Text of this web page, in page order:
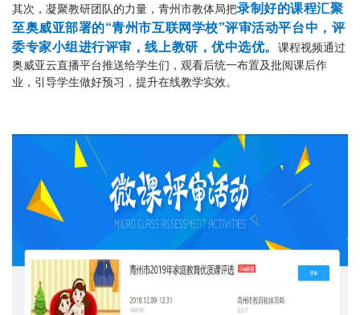
其次，凝聚教研团队的力量，青州市教体局把录制好的课程汇聚
至奥威亚部署的“青州市互联网学校”评审活动平台中，评
委专家小组进行评审，线上教研，优中选优。 课程视频通过
奥威亚云直播平台推送给学生们，观看后统一布置及批阅课后作
业，引导学生做好预习，提升在线教学实效。